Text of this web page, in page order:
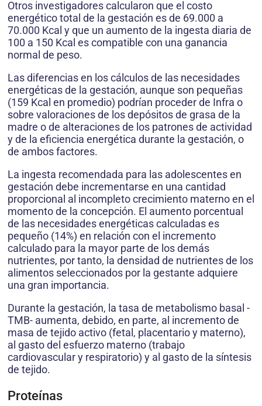
Otros investigadores calcularon que el costo
energético total de la gestación es de 69.000 a
70.000 Kcal y que un aumento de la ingesta diaria de
100 a 150 Kcal es compatible con una ganancia
normal de peso.
Las diferencias en los cálculos de las necesidades
energéticas de la gestación, aunque son pequeñas
(159 Kcal en promedio) podrían proceder de Infra o
sobre valoraciones de los depósitos de grasa de la
madre o de alteraciones de los patrones de actividad
y de la eficiencia energética durante la gestación, o
de ambos factores.
La ingesta recomendada para las adolescentes en
gestación debe incrementarse en una cantidad
proporcional al incompleto crecimiento materno en el
momento de la concepción. El aumento porcentual
de las necesidades energéticas calculadas es
pequeño (14%) en relación con el incremento
calculado para la mayor parte de los demás
nutrientes, por tanto, la densidad de nutrientes de los
alimentos seleccionados por la gestante adquiere
una gran importancia.
Durante la gestación, la tasa de metabolismo basal -
TMB- aumenta, debido, en parte, al incremento de
masa de tejido activo (fetal, placentario y materno),
al gasto del esfuerzo materno (trabajo
cardiovascular y respiratorio) y al gasto de la síntesis
de tejido.
Proteínas